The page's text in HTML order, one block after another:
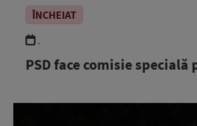
ÎNCHEIAT
.
PSD face comisie